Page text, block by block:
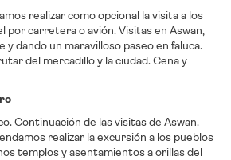
realizar como opcional la visita a los
por carretera o avión. Visitas en Aswan,
y dando un maravilloso paseo en faluca.
del mercadillo y la ciudad. Cena y
Continuación de las visitas de Aswan.
realizar la excursión a los pueblos
templos y asentamientos a orillas del